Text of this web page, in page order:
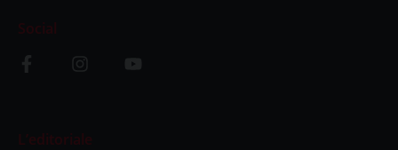
Social
L’editoriale